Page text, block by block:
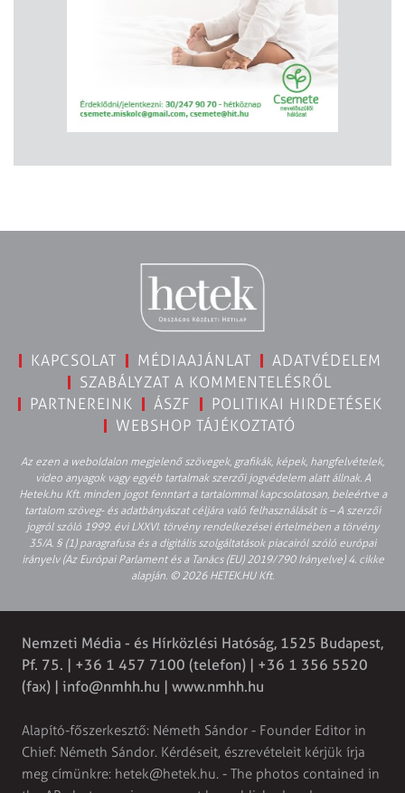
KAPCSOLAT MÉDIAAJÁNLAT
ADATVÉDELEM
SZABÁLYZAT A KOMMENTELÉSRŐL
PARTNEREINK
ÁSZF
POLITIKAI HIRDETÉSEK
WEBSHOP TÁJÉKOZTATÓ
Az ezen a weboldalon megjelenő szövegek, grafikák, képek, hangfelvételek,
video anyagok vagy egyéb tartalmak szerzői jogvédelem alatt állnak. A
Hetek.hu Kft. minden jogot fenntart a tartalommal kapcsolatosan, beleértve a
tartalom szöveg- és adatbányászat céljára való felhasználását is – A szerzői
jogról szóló 1999. évi LXXVI. törvény rendelkezései értelmében a törvény
35/A. § (1) paragrafusa és a digitális szolgáltatások piacairól szóló európai
irányelv (Az Európai Parlament és a Tanács (EU) 2019/790 Irányelve) 4. cikke
alapján. © 2026 HETEK.HU Kft.
Nemzeti Média - és Hírközlési Hatóság, 1525 Budapest,
Pf. 75. | +36 1 457 7100 (telefon) | +36 1 356 5520
(fax) | info@nmhh.hu | www.nmhh.hu
Alapító-főszerkesztő: Németh Sándor - Founder Editor in
Chief: Németh Sándor. Kérdéseit, észrevételeit kérjük írja
meg címünkre: hetek@hetek.hu. - The photos contained in